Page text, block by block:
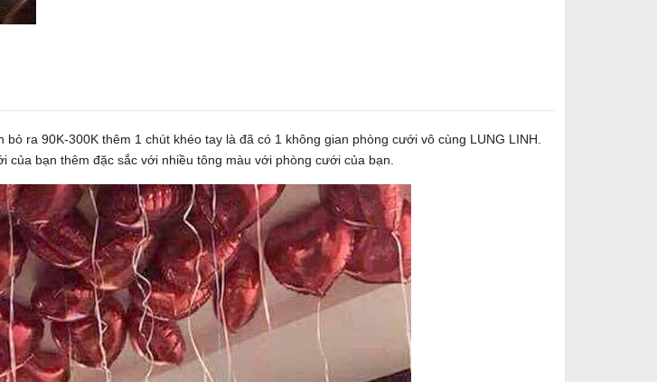
ra 90K-300K thêm 1 chút khéo tay là đã có 1 không gian phòng cưới vô cùng LUNG LINH.
bạn thêm đặc sắc với nhiều tông màu với phòng cưới của bạn.